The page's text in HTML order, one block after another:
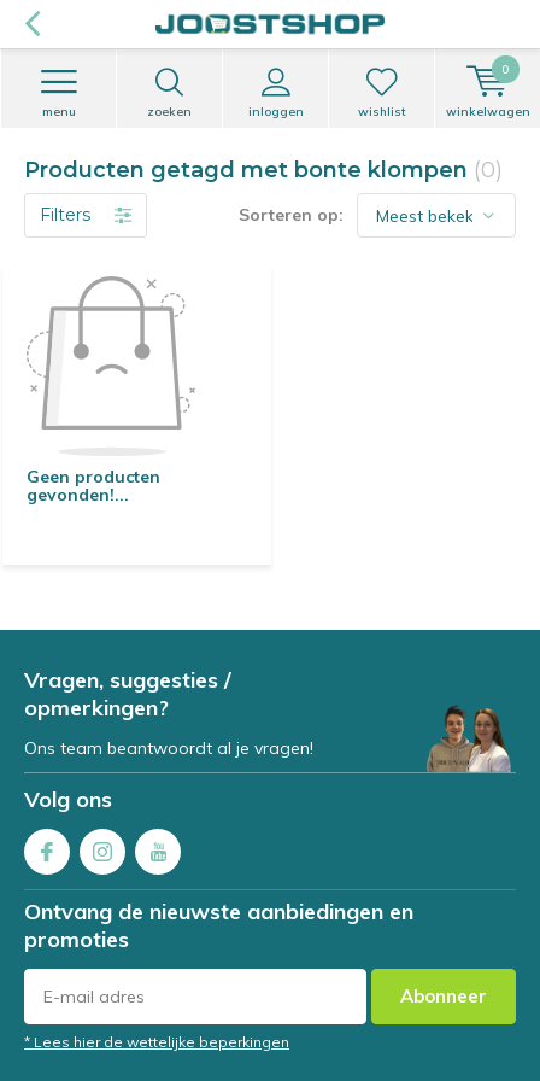
zoeken inloggen
menu wishlist winkelwagen
0
Producten getagd met bonte klompen (0)
Filters Sorteren op:
Geen producten
gevonden!...
Vragen, suggesties /
opmerkingen?
Ons team beantwoordt al je vragen!
Volg ons
Ontvang de nieuwste aanbiedingen en
promoties
Abonneer
* Lees hier de wettelijke beperkingen